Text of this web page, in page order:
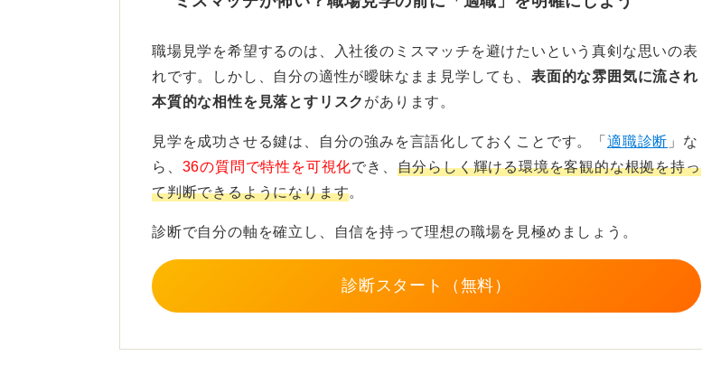
職場見学を希望するのは、入社後のミスマッチを避けたいという真剣な思いの表
れです。しかし、自分の適性が曖昧なまま見学しても、 表面的な雰囲気に流され
本質的な相性を見落とすリスク があります。
見学を成功させる鍵は、自分の強みを言語化しておくことです。「 適職診断 」な
ら、 36の質問で特性を可視化でき、 自分らしく輝ける環境を客観的な根拠を持っ
て判断できるようになります。
診断で自分の軸を確立し、自信を持って理想の職場を見極めましょう。
診断スタート（無料）